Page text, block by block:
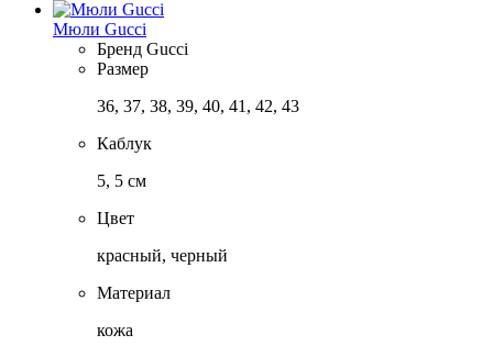
Мюли Gucci
Бренд Gucci
Размер
36, 37, 38, 39, 40, 41, 42, 43
Каблук
5, 5 см
Цвет
красный, черный
Материал
кожа